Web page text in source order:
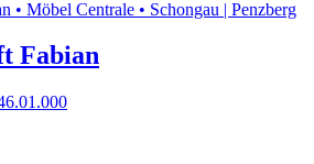
Fabian